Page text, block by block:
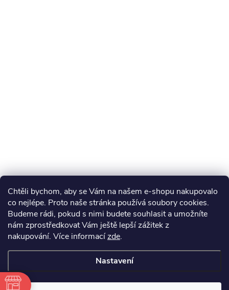
Chtěli bychom, aby se Vám na našem e-shopu nakupovalo
co nejlépe. Proto naše stránka používá soubory cookies.
Budeme rádi, pokud s nimi budete souhlasit a umožníte
nám zprostředkovat Vám ještě lepší zážitek z
nakupování. Více informacízde.
Nastavení